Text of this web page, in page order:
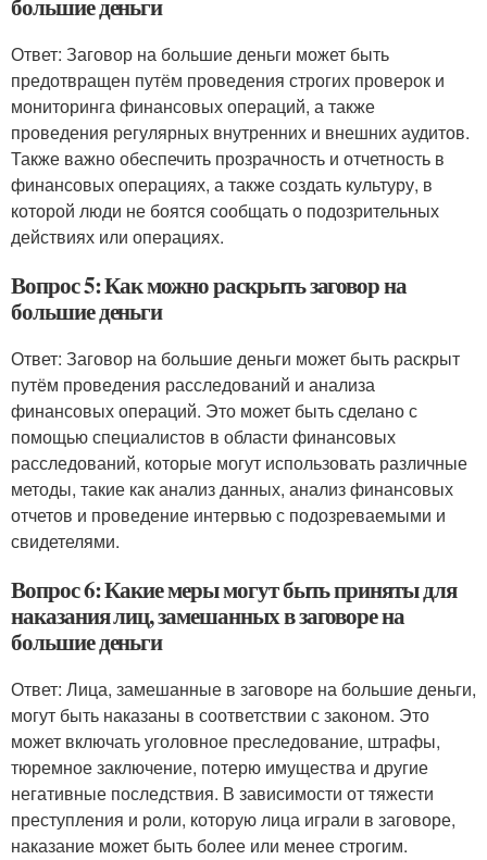
большие деньги
Ответ: Заговор на большие деньги может быть
предотвращен путём проведения строгих проверок и
мониторинга финансовых операций, а также
проведения регулярных внутренних и внешних аудитов.
Также важно обеспечить прозрачность и отчетность в
финансовых операциях, а также создать культуру, в
которой люди не боятся сообщать о подозрительных
действиях или операциях.
Вопрос 5: Как можно раскрыть заговор на
большие деньги
Ответ: Заговор на большие деньги может быть раскрыт
путём проведения расследований и анализа
финансовых операций. Это может быть сделано с
помощью специалистов в области финансовых
расследований, которые могут использовать различные
методы, такие как анализ данных, анализ финансовых
отчетов и проведение интервью с подозреваемыми и
свидетелями.
Вопрос 6: Какие меры могут быть приняты для
наказания лиц, замешанных в заговоре на
большие деньги
Ответ: Лица, замешанные в заговоре на большие деньги,
могут быть наказаны в соответствии с законом. Это
может включать уголовное преследование, штрафы,
тюремное заключение, потерю имущества и другие
негативные последствия. В зависимости от тяжести
преступления и роли, которую лица играли в заговоре,
наказание может быть более или менее строгим.